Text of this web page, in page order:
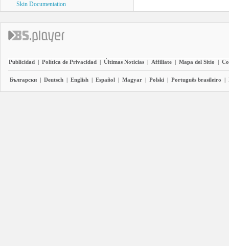
Skin Documentation
Publicidad | Política de Privacidad | Últimas Noticias | Affiliate | Mapa del Sitio |
Български | Deutsch | English | Español | Magyar | Polski | Português brasileiro |